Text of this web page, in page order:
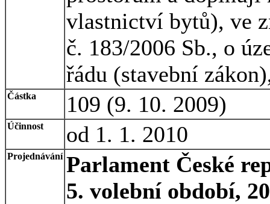
vlastnictví bytů), ve
č. 183/2006 Sb., o
řádu (stavební
Částka 109 (9. 10. 2009)
Účinnost od 1. 1. 2010
Projednávání Parlament České
5. volební období,